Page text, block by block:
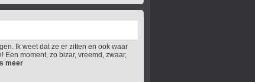
Ik weet dat ze er zitten en ook waar
Een moment, zo bizar, vreemd, zwaar,
meer